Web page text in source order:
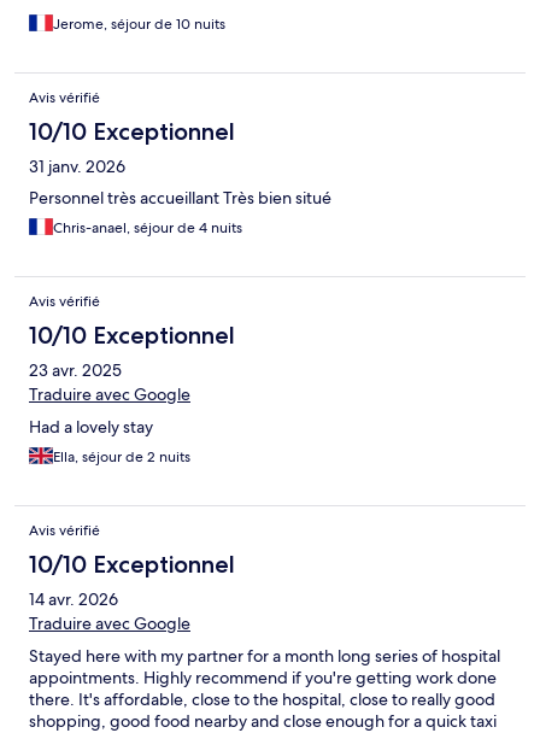
Jerome, séjour de 10 nuits
Avis vérifié
10/10 Exceptionnel
31 janv. 2026
Personnel très accueillant Très bien situé
Chris-anael, séjour de 4 nuits
Avis vérifié
10/10 Exceptionnel
23 avr. 2025
Traduire avec Google
Had a lovely stay
Ella, séjour de 2 nuits
Avis vérifié
10/10 Exceptionnel
14 avr. 2026
Traduire avec Google
Stayed here with my partner for a month long series of hospital
appointments. Highly recommend if you're getting work done
there. It's affordable, close to the hospital, close to really good
shopping, good food nearby and close enough for a quick taxi